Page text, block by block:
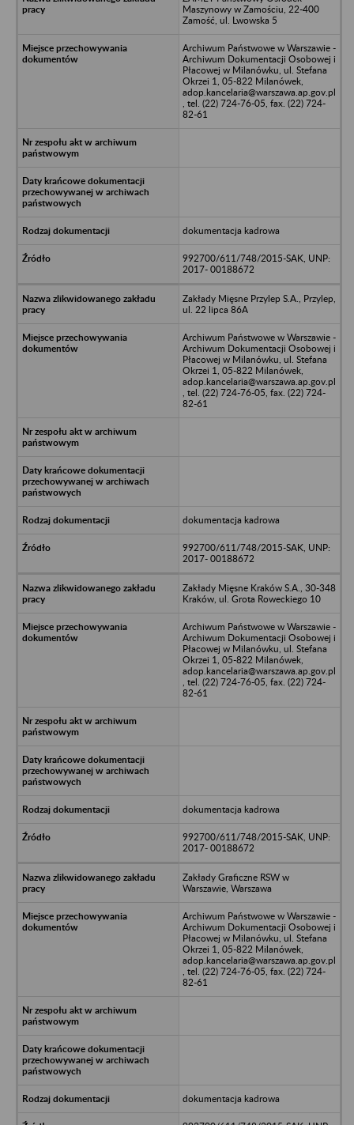
Maszynowy w Zamościu, 22-400
Zamość, ul. Lwowska 5
Archiwum Państwowe w Warszawie -
Archiwum Dokumentacji Osobowej i
Płacowej w Milanówku, ul. Stefana
Okrzei 1, 05-822 Milanówek,
adop.kancelaria@warszawa.ap.gov.pl
, tel. (22) 724-76-05, fax. (22) 724-
82-61
dokumentacja kadrowa
992700/611/748/2015-SAK, UNP:
2017- 00188672
Zakłady Mięsne Przylep S.A., Przylep,
ul. 22 lipca 86A
Archiwum Państwowe w Warszawie -
Archiwum Dokumentacji Osobowej i
Płacowej w Milanówku, ul. Stefana
Okrzei 1, 05-822 Milanówek,
adop.kancelaria@warszawa.ap.gov.pl
, tel. (22) 724-76-05, fax. (22) 724-
82-61
dokumentacja kadrowa
992700/611/748/2015-SAK, UNP:
2017- 00188672
Zakłady Mięsne Kraków S.A., 30-348
Kraków, ul. Grota Roweckiego 10
Archiwum Państwowe w Warszawie -
Archiwum Dokumentacji Osobowej i
Płacowej w Milanówku, ul. Stefana
Okrzei 1, 05-822 Milanówek,
adop.kancelaria@warszawa.ap.gov.pl
, tel. (22) 724-76-05, fax. (22) 724-
82-61
dokumentacja kadrowa
992700/611/748/2015-SAK, UNP:
2017- 00188672
Zakłady Graficzne RSW w
Warszawie, Warszawa
Archiwum Państwowe w Warszawie -
Archiwum Dokumentacji Osobowej i
Płacowej w Milanówku, ul. Stefana
Okrzei 1, 05-822 Milanówek,
adop.kancelaria@warszawa.ap.gov.pl
, tel. (22) 724-76-05, fax. (22) 724-
82-61
dokumentacja kadrowa